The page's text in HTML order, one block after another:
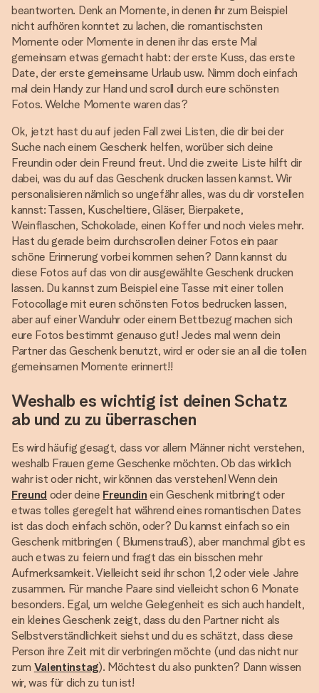
beantworten. Denk an Momente, in denen ihr zum Beispiel
nicht aufhören konntet zu lachen, die romantischsten
Momente oder Momente in denen ihr das erste Mal
gemeinsam etwas gemacht habt: der erste Kuss, das erste
Date, der erste gemeinsame Urlaub usw. Nimm doch einfach
mal dein Handy zur Hand und scroll durch eure schönsten
Fotos. Welche Momente waren das?
Ok, jetzt hast du auf jeden Fall zwei Listen, die dir bei der
Suche nach einem Geschenk helfen, worüber sich deine
Freundin oder dein Freund freut. Und die zweite Liste hilft dir
dabei, was du auf das Geschenk drucken lassen kannst. Wir
personalisieren nämlich so ungefähr alles, was du dir vorstellen
kannst: Tassen, Kuscheltiere, Gläser, Bierpakete,
Weinflaschen, Schokolade, einen Koffer und noch vieles mehr.
Hast du gerade beim durchscrollen deiner Fotos ein paar
schöne Erinnerung vorbei kommen sehen? Dann kannst du
diese Fotos auf das von dir ausgewählte Geschenk drucken
lassen. Du kannst zum Beispiel eine Tasse mit einer tollen
Fotocollage mit euren schönsten Fotos bedrucken lassen,
aber auf einer Wanduhr oder einem Bettbezug machen sich
eure Fotos bestimmt genauso gut! Jedes mal wenn dein
Partner das Geschenk benutzt, wird er oder sie an all die tollen
gemeinsamen Momente erinnert!!
Weshalb es wichtig ist deinen Schatz
ab und zu zu überraschen
Es wird häufig gesagt, dass vor allem Männer nicht verstehen,
weshalb Frauen gerne Geschenke möchten. Ob das wirklich
wahr ist oder nicht, wir können das verstehen! Wenn dein
Freund oder deine Freundin ein Geschenk mitbringt oder
etwas tolles geregelt hat während eines romantischen Dates
ist das doch einfach schön, oder? Du kannst einfach so ein
Geschenk mitbringen ( Blumenstrauß), aber manchmal gibt es
auch etwas zu feiern und fragt das ein bisschen mehr
Aufmerksamkeit. Vielleicht seid ihr schon 1,2 oder viele Jahre
zusammen. Für manche Paare sind vielleicht schon 6 Monate
besonders. Egal, um welche Gelegenheit es sich auch handelt,
ein kleines Geschenk zeigt, dass du den Partner nicht als
Selbstverständlichkeit siehst und du es schätzt, dass diese
Person ihre Zeit mit dir verbringen möchte (und das nicht nur
zum Valentinstag). Möchtest du also punkten? Dann wissen
wir, was für dich zu tun ist!